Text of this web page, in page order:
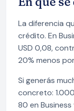
La diferencia
crédito. En
USD 0,08,
20% menos
Si generás
concreto:
80 en Business